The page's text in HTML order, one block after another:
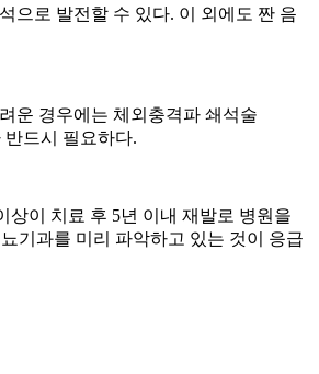
으로 발전할 수 있다. 이 외에도 짠 음
운 경우에는 체외충격파 쇄석술
드시 필요하다.
이 치료 후 5년 이내 재발로 병원을
기과를 미리 파악하고 있는 것이 응급